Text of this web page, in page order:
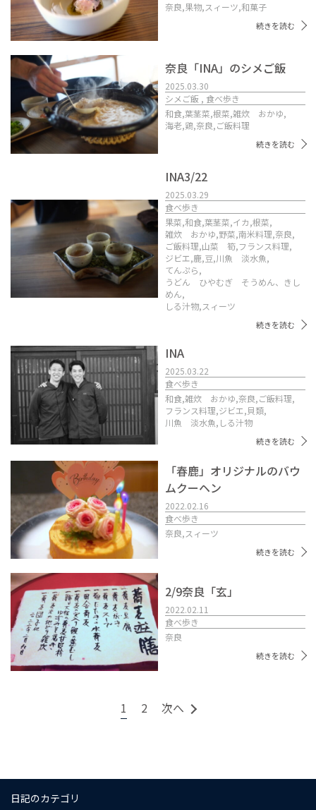
奈良,果物,スィーツ,和菓子
続きを読む
奈良「INA」のシメご飯
2025.03.30
シメご飯 , 食べ歩き
和食,葉茎菜,根菜,雑炊 おかゆ,
海老,鶏,奈良,ご飯料理
続きを読む
INA3/22
2025.03.29
食べ歩き
果菜,和食,葉茎菜,イカ,根菜,
雑炊 おかゆ,野菜,南米料理,奈良,
ご飯料理,山菜 筍,フランス料理,
ジビエ,鹿,豆,川魚 淡水魚,
てんぷら,
うどん ひやむぎ そうめん、きし
めん,
しる汁物,スィーツ
続きを読む
INA
2025.03.22
食べ歩き
和食,雑炊 おかゆ,奈良,ご飯料理,
フランス料理,ジビエ,貝類,
川魚 淡水魚, しる汁物
続きを読む
「春鹿」オリジナルのバウ
ムクーヘン
2022.02.16
食べ歩き
奈良,スィーツ
続きを読む
2/9奈良「玄」
2022.02.11
食べ歩き
奈良
続きを読む
1 2 次へ
日記のカテゴリ